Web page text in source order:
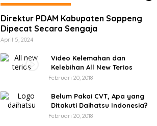
Direktur PDAM Kabupaten Soppeng
Dipecat Secara Sengaja
April 5, 2024
Video Kelemahan dan
Kelebihan All New Terios
Februari 20, 2018
Belum Pakai CVT, Apa yang
Ditakuti Daihatsu Indonesia?
Februari 20, 2018